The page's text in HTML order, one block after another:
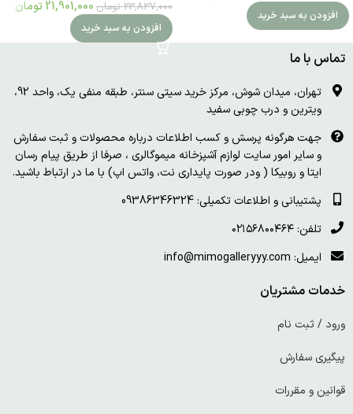
افزودن به سبد خرید
23,837,000 تومان 21,901,000 تومان
افزودن به سبد خرید
تماس با ما
تهران، میدان شوش، مرکز خرید سیتی سنتر، طبقه منفی یک، واحد 92،
ویترین و درب چوبی سفید
جهت هرگونه پرسش و کسب اطلاعات درباره محصولات و ثبت سفارش
و سایر امور سایت لوازم آشپزخانه میموگالری ، صرفا از طریق پیام رسان
ایتا و روبیکا ( ودر صورت پایداری نت، واتس اپ) با ما در ارتباط باشید.
پشتیبانی و اطلاعات تکمیلی: 09386346324
تلفن: ۰۲۱۵۶۸۰۰۴۶۴
ایمیل: info@mimogalleryyy.com
خدمات مشتریان
ورود / ثبت نام
پیگیری سفارش
قوانین و مقررات